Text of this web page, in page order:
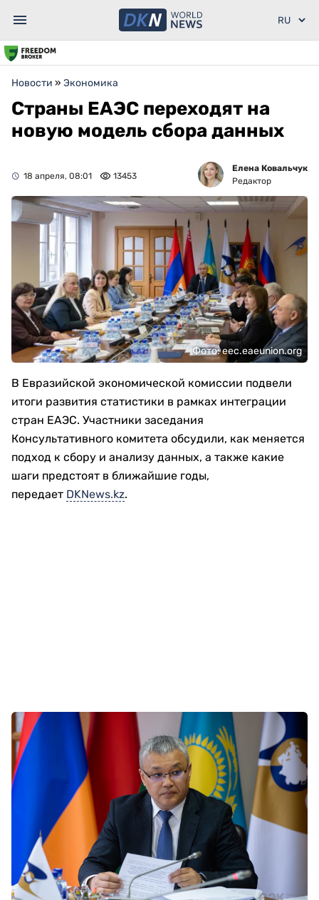
Новости » Экономика
Страны ЕАЭС переходят на
новую модель сбора данных
18 апреля, 08:01 13453
Елена Ковальчук
Редактор
Фото: eec.eaeunion.org
В Евразийской экономической комиссии подвели
итоги развития статистики в рамках интеграции
стран ЕАЭС. Участники заседания
Консультативного комитета обсудили, как меняется
подход к сбору и анализу данных, а также какие
шаги предстоят в ближайшие годы,
передает DKNews.kz.